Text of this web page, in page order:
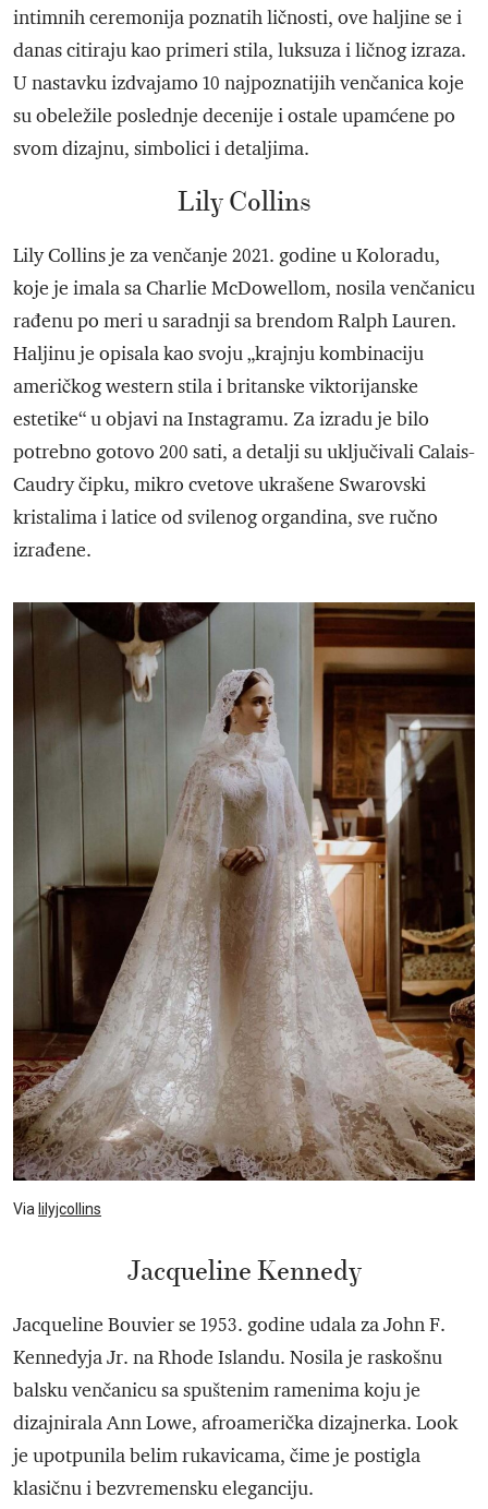
intimnih ceremonija poznatih ličnosti, ove haljine se i
danas citiraju kao primeri stila, luksuza i ličnog izraza.
U nastavku izdvajamo 10 najpoznatijih venčanica koje
su obeležile poslednje decenije i ostale upamćene po
svom dizajnu, simbolici i detaljima.
Lily Collins
Lily Collins je za venčanje 2021. godine u Koloradu,
koje je imala sa Charlie McDowellom, nosila venčanicu
rađenu po meri u saradnji sa brendom Ralph Lauren.
Haljinu je opisala kao svoju „krajnju kombinaciju
američkog western stila i britanske viktorijanske
estetike“ u objavi na Instagramu. Za izradu je bilo
potrebno gotovo 200 sati, a detalji su uključivali Calais-
Caudry čipku, mikro cvetove ukrašene Swarovski
kristalima i latice od svilenog organdina, sve ručno
izrađene.
Via lilyjcollins
Jacqueline Kennedy
Jacqueline Bouvier se 1953. godine udala za John F.
Kennedyja Jr. na Rhode Islandu. Nosila je raskošnu
balsku venčanicu sa spuštenim ramenima koju je
dizajnirala Ann Lowe, afroamerička dizajnerka. Look
je upotpunila belim rukavicama, čime je postigla
klasičnu i bezvremensku eleganciju.